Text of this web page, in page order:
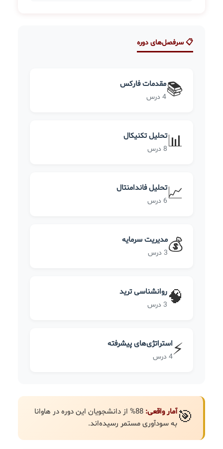
📋 سرفصل‌های دوره
📚مقدمات فارکس
4 درس
📊تحلیل تکنیکال
8 درس
📈تحلیل فاندامنتال
6 درس
💰مدیریت سرمایه
3 درس
🧠روانشناسی ترید
3 درس
⚡استراتژی‌های پیشرفته
4 درس
🎯آمار واقعی:
88% از دانشجویان این دوره در هاوانا
به سودآوری مستمر رسیده‌اند.